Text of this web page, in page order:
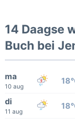
14 Daagse
Buch bei
ma
10 aug
di
11 aug